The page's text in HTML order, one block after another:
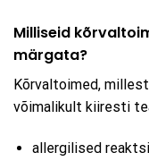
Milliseid
märgata?
Kõrvaltoimed,
võimalikult kiiresti
allergilised